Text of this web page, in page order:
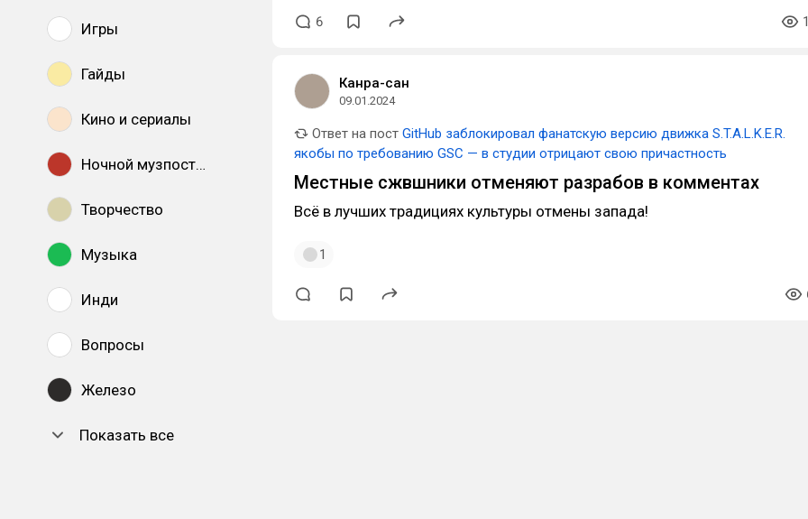
Игры
Гайды
Кино и сериалы
Ночной музпостинг
Творчество
Музыка
Инди
Вопросы
Железо
Показать все
6
Канра-сан
09.01.2024
Ответ на пост GitHub заблокировал фанатскую версию движка S.T.A.L.K.E.R.
якобы по требованию GSC — в студии отрицают свою причастность
Местные сжвшники отменяют разрабов в комментах
Всё в лучших традициях культуры отмены запада!
1